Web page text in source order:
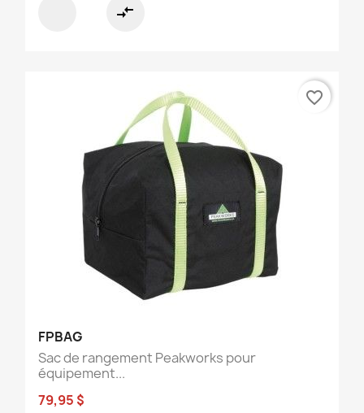
compare_arrows
FPBAG
Sac de rangement Peakworks pour
équipement...
79,95 $
favorite_border